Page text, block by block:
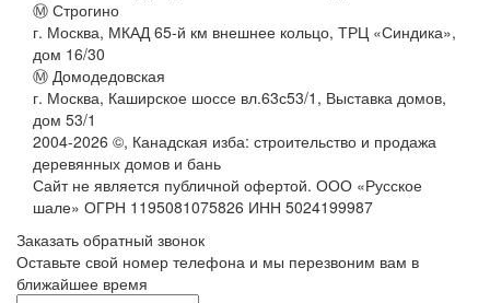
Ⓜ Строгино
г. Москва, МКАД 65-й км внешнее кольцо, ТРЦ «Синдика»,
дом 16/30
Ⓜ Домодедовская
г. Москва, Каширское шоссе вл.63с53/1, Выставка домов,
дом 53/1
2004-2026 ©, Канадская изба: строительство и продажа
деревянных домов и бань
Сайт не является публичной офертой. ООО «Русское
шале» ОГРН 1195081075826 ИНН 5024199987
Заказать обратный звонок
Оставьте свой номер телефона и мы перезвоним вам в
ближайшее время